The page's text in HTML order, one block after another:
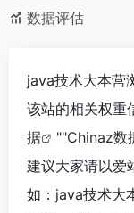
数据评估
java技术大本营
该站的相关权重
据
""Chinaz数
建议大家请以爱
如：java技术大